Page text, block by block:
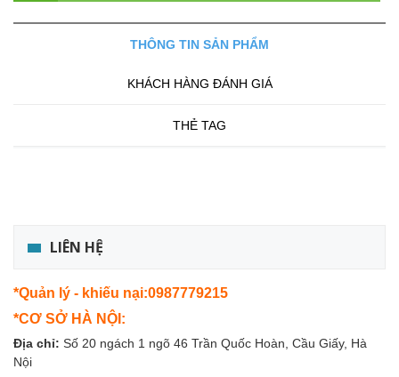
THÔNG TIN SẢN PHẨM
KHÁCH HÀNG ĐÁNH GIÁ
THẺ TAG
LIÊN HỆ
*Quản lý - khiếu nại:0987779215
*CƠ SỞ HÀ NỘI:
Địa chỉ: Số 20 ngách 1 ngõ 46 Trần Quốc Hoàn, Cầu Giấy, Hà
Nội